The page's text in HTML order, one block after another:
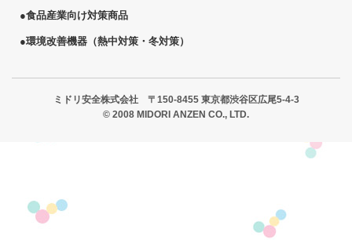
●食品産業向け対策商品
●環境改善機器（熱中対策・冬対策）
ミドリ安全株式会社 〒150-8455 東京都渋谷区広尾5-4-3
© 2008 MIDORI ANZEN CO., LTD.